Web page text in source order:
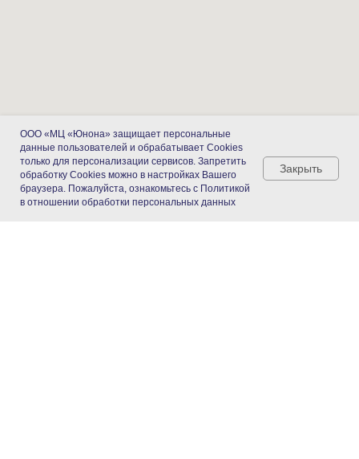
ООО «МЦ «Юнона» защищает персональные
данные пользователей и обрабатывает Cookies
только для персонализации сервисов. Запретить
обработку Cookies можно в настройках Вашего
браузера. Пожалуйста, ознакомьтесь с Политикой
в отношении обработки персональных данных
Закрыть